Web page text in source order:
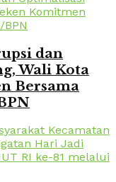
dan
Wali Kota
Bersama